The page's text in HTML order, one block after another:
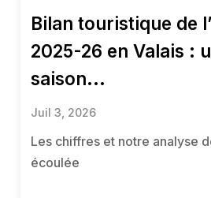
Bilan touristique de
2025-26 en Valais :
saison...
Juil 3, 2026
Les chiffres et notre analyse
écoulée